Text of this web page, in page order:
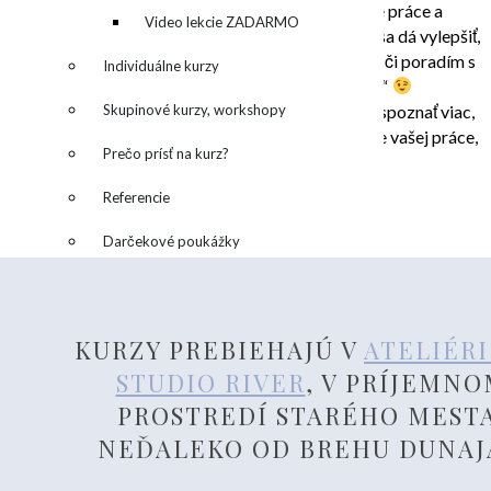
denník
Video lekcie ZADARMO
Individuálne kurzy
Skupinové kurzy, workshopy
Prečo prísť na kurz?
Referencie
Darčekové poukážky
Video lekcie ZADARMO
O Katke /BIO
Art Studio
zručností a skúseností…. môžete priniesť vaše práce a
porozprávame sa len o nich a povieme si čo a ako sa dá vylepšiť,
môžeme si potrénovať konkrétne techniky maľby, či poradím s
tým, čo vás vo vašo tvorení najviac „trápi“
No a v neposlednom rade, že sa máme príležitosť spoznať viac,
porozprávať si všeličo aj o súvislostiach konkrétne vašej práce,
a vašich pocitoch…
KURZY PREBIEHAJÚ V
STUDIO RIVER, V
PROSTREDÍ STARÉHO
NEĎALEKO OD BREHU